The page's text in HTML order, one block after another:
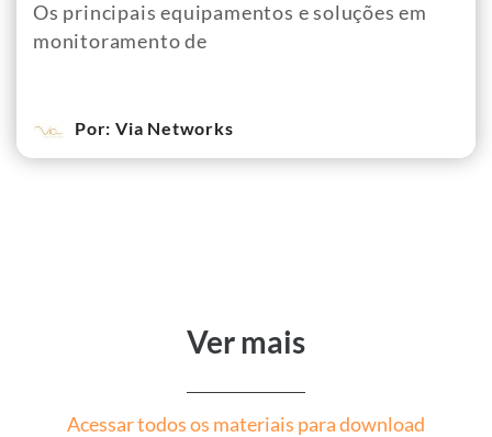
Os principais equipamentos e soluções em
monitoramento de
Por: Via Networks
Ver mais
Acessar todos os materiais para download